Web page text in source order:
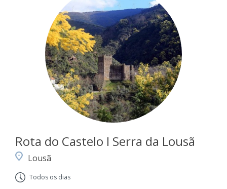
Rota do Castelo I Serra da Lousã
Lousã
Todos os dias